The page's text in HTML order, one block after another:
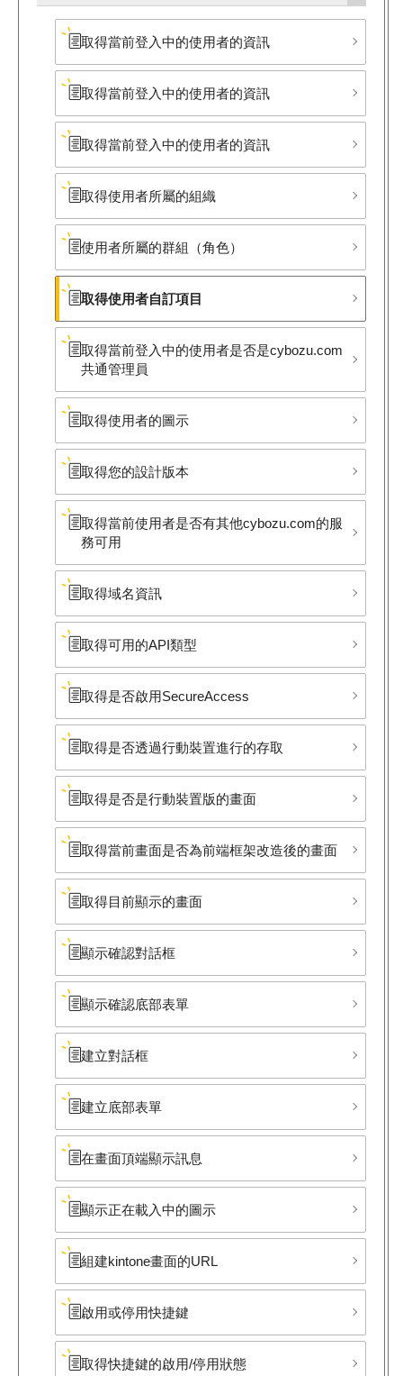
取得當前登入中的使用者的資訊
取得當前登入中的使用者的資訊
取得當前登入中的使用者的資訊
取得使用者所屬的組織
使用者所屬的群組​（角色）
取得使用者自訂項目
取得當前登入中的使用者是否是cybozu.com
共通管理員
取得使用者的圖示
取得您的設計版本
取得當前使用者是否有其他cybozu.com的服
務可用
取得域名資訊
取得可用的API類型
取得是否啟用SecureAccess
取得是否透過行動裝置進行的存取
取得是否是行動裝置版的畫面
取得當前畫面是否為前端框架改造後的畫面
取得目前顯示的畫面
顯示確認對話框
顯示確認底部​表單
建立對話框
建立底部​表單
在畫面頂端顯示訊息
顯示正在載入中的圖示
組建kintone畫面的URL
啟用或停用快捷鍵
取得快捷鍵的啟用/停用狀態